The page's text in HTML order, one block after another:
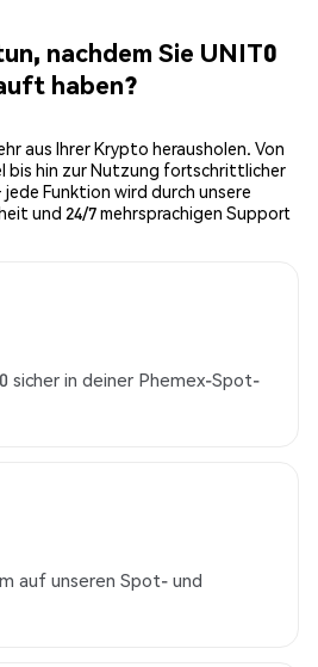
nachdem Sie UNIT0
haben?
aus Ihrer Krypto herausholen. Von
bis hin zur Nutzung fortschrittlicher
Funktion wird durch unsere
und 24/7 mehrsprachigen Support
sicher in deiner Phemex-Spot-
auf unseren Spot- und